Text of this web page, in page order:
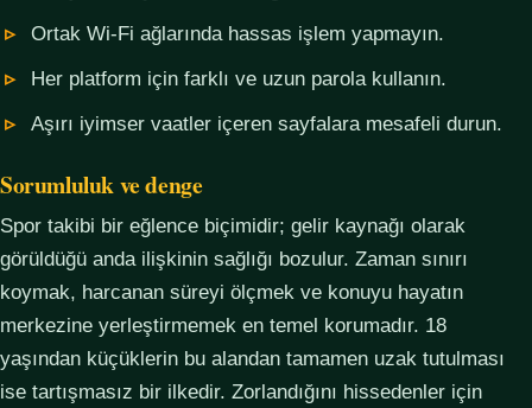
Ortak Wi-Fi ağlarında hassas işlem yapmayın.
Her platform için farklı ve uzun parola kullanın.
Aşırı iyimser vaatler içeren sayfalara mesafeli durun.
Sorumluluk ve denge
Spor takibi bir eğlence biçimidir; gelir kaynağı olarak
görüldüğü anda ilişkinin sağlığı bozulur. Zaman sınırı
koymak, harcanan süreyi ölçmek ve konuyu hayatın
merkezine yerleştirmemek en temel korumadır. 18
yaşından küçüklerin bu alandan tamamen uzak tutulması
ise tartışmasız bir ilkedir. Zorlandığını hissedenler için